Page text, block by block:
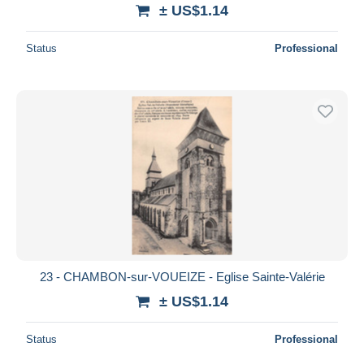
± US$1.14
Status Professional
23 - CHAMBON-sur-VOUEIZE - Eglise Sainte-Valérie
± US$1.14
Status Professional